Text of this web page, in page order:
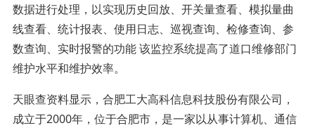
数据进行处理，以实现历史回放、开关量查看、模拟量曲
线查看、统计报表、使用日志、巡视查询、检修查询、参
数查询、实时报警的功能 该监控系统提高了道口维修部门
维护水平和维护效率。
天眼查资料显示，合肥工大高科信息科技股份有限公司，
成立于2000年，位于合肥市，是一家以从事计算机、通信